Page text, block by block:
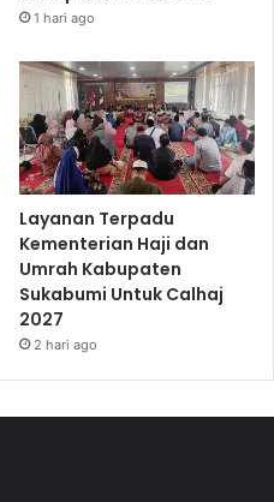
1 hari ago
Layanan Terpadu
Kementerian Haji dan
Umrah Kabupaten
Sukabumi Untuk Calhaj
2027
2 hari ago